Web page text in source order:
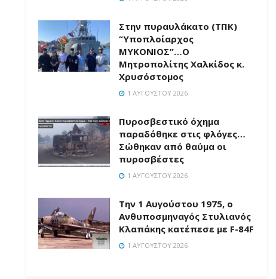
Στην πυραυλάκατο (ΤΠΚ)
“Υποπλοίαρχος
ΜΥΚΟΝΙΟΣ”…Ο
Μητροπολίτης Χαλκίδος κ.
Χρυσόστομος
1 ΑΥΓΟΎΣΤΟΥ 2026
Πυροσβεστικό όχημα
παραδόθηκε στις φλόγες…
Σώθηκαν από θαύμα οι
πυροσβέστες
1 ΑΥΓΟΎΣΤΟΥ 2026
Την 1 Αυγούστου 1975, ο
Ανθυποσμηναγός Στυλιανός
Κλαπάκης κατέπεσε με F-84F
1 ΑΥΓΟΎΣΤΟΥ 2026